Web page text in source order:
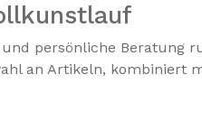
persönliche Beratung
an Artikeln,